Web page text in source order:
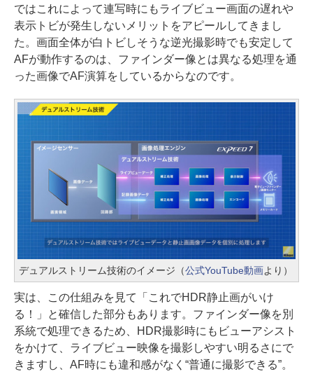
ではこれによって連写時にもライブビュー画面の遅れや
表示トビが発生しないメリットをアピールしてきまし
た。画面全体が白トビしそうな逆光撮影時でも安定して
AFが動作するのは、ファインダー像とは異なる処理を通
った画像でAF演算をしているからなのです。
デュアルストリーム技術のイメージ（公式YouTube動画より）
実は、この仕組みを見て「これでHDR静止画がいけ
る！」と確信した部分もあります。ファインダー像を別
系統で処理できるため、HDR撮影時にもビューアシスト
をかけて、ライブビュー映像を撮影しやすい明るさにで
きますし、AF時にも違和感がなく“普通に撮影できる”。